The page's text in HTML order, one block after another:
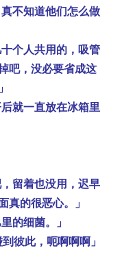
不知道他们怎么做
个人共用的，吸管
吧，没必要省成这
就一直放在冰箱里
留着也没用，迟早
真的很恶心。」
的细菌。」
彼此，呃啊啊啊」